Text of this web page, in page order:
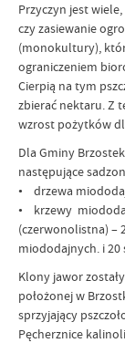
Przyczyn jest
czy zasiewanie
(monokultury),
ograniczeniem
Cierpią na tym
zbierać nektaru. Z
wzrost pożytków
Dla Gminy
następujące
• drzewa
• krzewy
(czerwonolistna) –
miododajnych. i
Klony jawor
położonej w
sprzyjający
Pęcherznice